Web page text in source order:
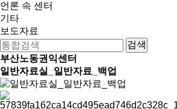
언론 속 센터
기타
보도자료
부산노동권익센터
일반자료실_일반자료_백업